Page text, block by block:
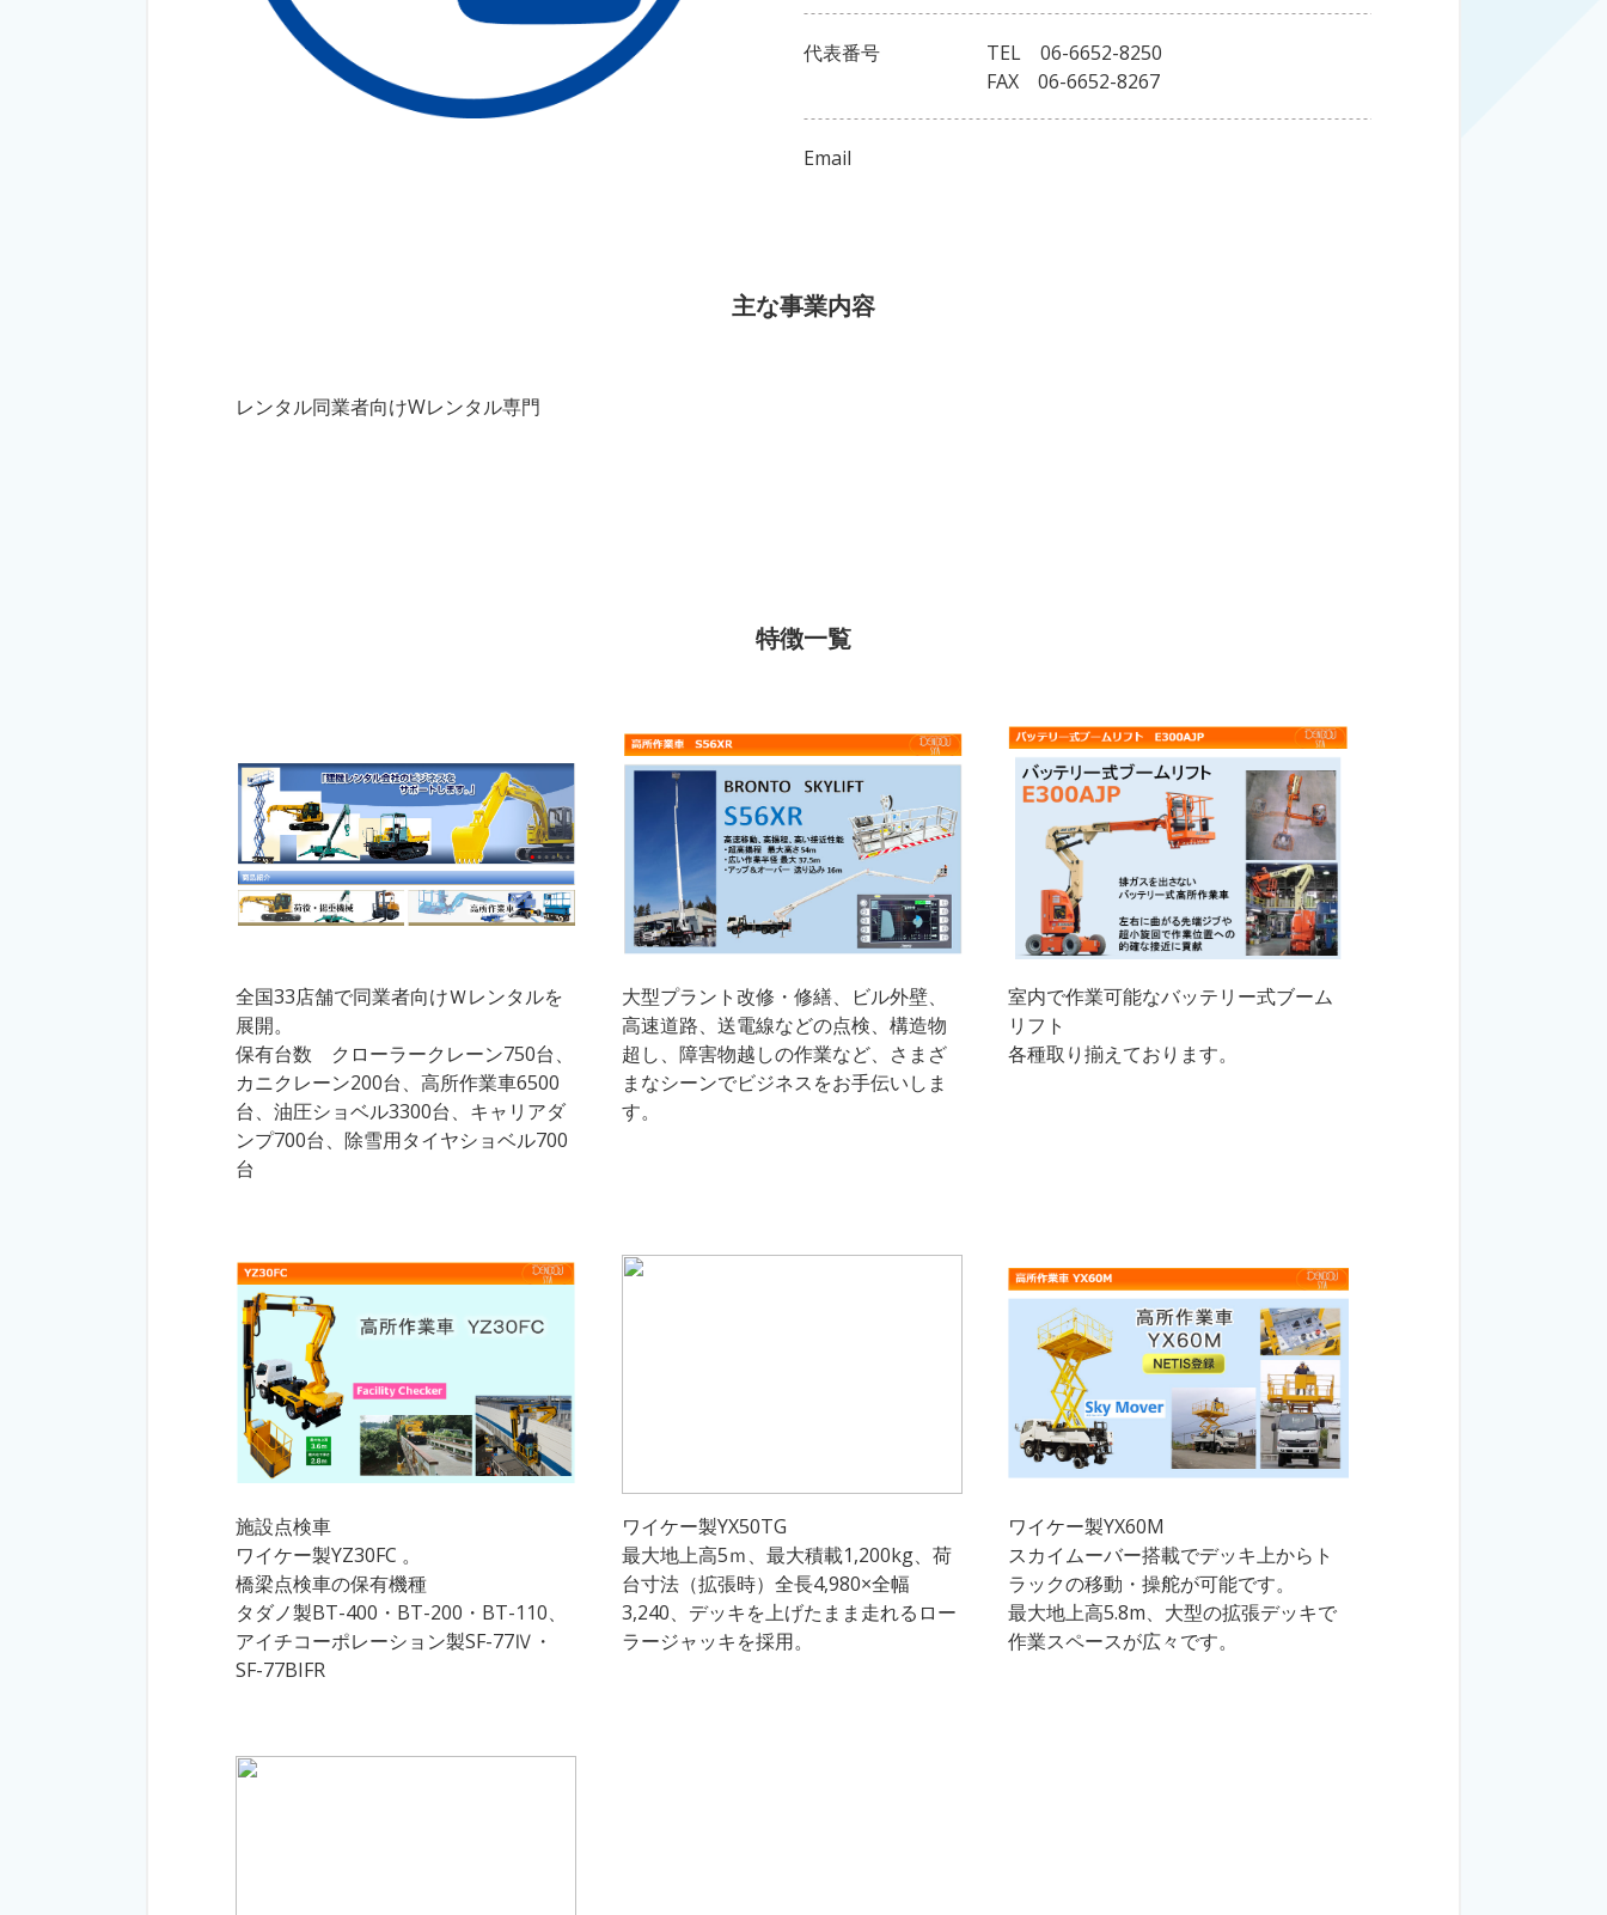
代表番号
TEL 06-6652-8250
FAX 06-6652-8267
Email
主な事業内容
レンタル同業者向けWレンタル専門
特徴一覧
全国33店舗で同業者向けＷレンタルを
展開。
保有台数 クローラークレーン750台、
カニクレーン200台、高所作業車6500
台、油圧ショベル3300台、キャリアダ
ンプ700台、除雪用タイヤショベル700
台
大型プラント改修・修繕、ビル外壁、
高速道路、送電線などの点検、構造物
超し、障害物越しの作業など、さまざ
まなシーンでビジネスをお手伝いしま
す。
室内で作業可能なバッテリー式ブーム
リフト
各種取り揃えております。
施設点検車
ワイケー製YZ30FC 。
橋梁点検車の保有機種
タダノ製BT-400・BT-200・BT-110、
アイチコーポレーション製SF-77Ⅳ・
SF-77BIFR
ワイケー製YX50TG
最大地上高5ｍ、最大積載1,200kg、荷
台寸法（拡張時）全長4,980×全幅
3,240、デッキを上げたまま走れるロー
ラージャッキを採用。
ワイケー製YX60M
スカイムーバー搭載でデッキ上からト
ラックの移動・操舵が可能です。
最大地上高5.8m、大型の拡張デッキで
作業スペースが広々です。